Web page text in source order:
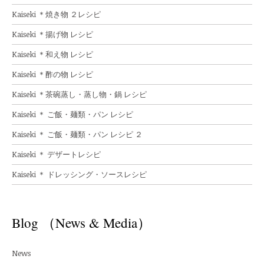
Kaiseki ＊焼き物 ２レシピ
Kaiseki ＊揚げ物 レシピ
Kaiseki ＊和え物 レシピ
Kaiseki ＊酢の物 レシピ
Kaiseki ＊茶碗蒸し・蒸し物・鍋 レシピ
Kaiseki ＊ ご飯・麺類・パン レシピ
Kaiseki ＊ ご飯・麺類・パン レシピ ２
Kaiseki ＊ デザートレシピ
Kaiseki ＊ ドレッシング・ソースレシピ
Blog （News & Media）
News